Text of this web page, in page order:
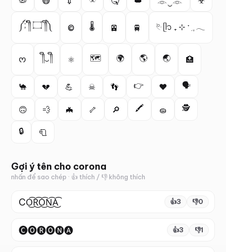
༼;´༎ຶ ۝ ༎ຶ༽ © 🌡️ 🚈 🚆 ࣪𓏲ּ ᥫ᭡ ₊ ⊹ ˑ ִ ֶ 𓂃
ᰔ ༎ຶ‿༎ຶ ⚛ 🗺 🌍 🌎 🌏 🏥
🐪 💔 💪 ☠ 👣 👉 ❤️ 🗣️
🙃 💨 🦇 🦴 🔎 🖍️ 🧽 🕵️
🔒 🧻
Gợi ý tên cho corona
nhấn để sao chép · 👍 thích / 👎 không thích
CO͜͡R͜͡O͜͡N͜͡A͜͡ 👍3 👎0
🅒🅞🅡🅞🅝🅐 👍3 👎1